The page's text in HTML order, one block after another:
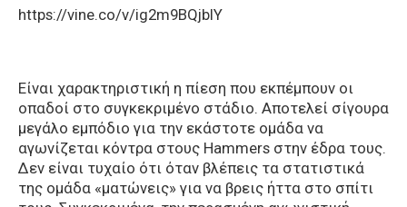
https://vine.co/v/ig2m9BQjbIY
Είναι χαρακτηριστική η πίεση που εκπέμπουν οι
οπαδοί στο συγκεκριμένο στάδιο. Αποτελεί σίγουρα
μεγάλο εμπόδιο για την εκάστοτε ομάδα να
αγωνίζεται κόντρα στους Hammers στην έδρα τους.
Δεν είναι τυχαίο ότι όταν βλέπεις τα στατιστικά
της ομάδα «ματώνεις» για να βρεις ήττα στο σπίτι